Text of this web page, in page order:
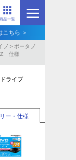
商品一覧
こちら ＞
ブ > ポータブ
仕様
ライブ
ー・仕様